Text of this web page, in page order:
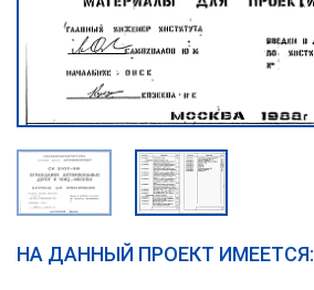
НА ДАННЫЙ ПРОЕКТ ИМЕЕТСЯ: